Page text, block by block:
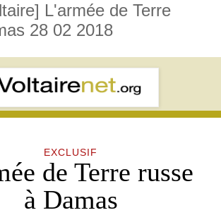
L'armée de Terre
28 02 2018
EXCLUSIF
de Terre russe
à Damas